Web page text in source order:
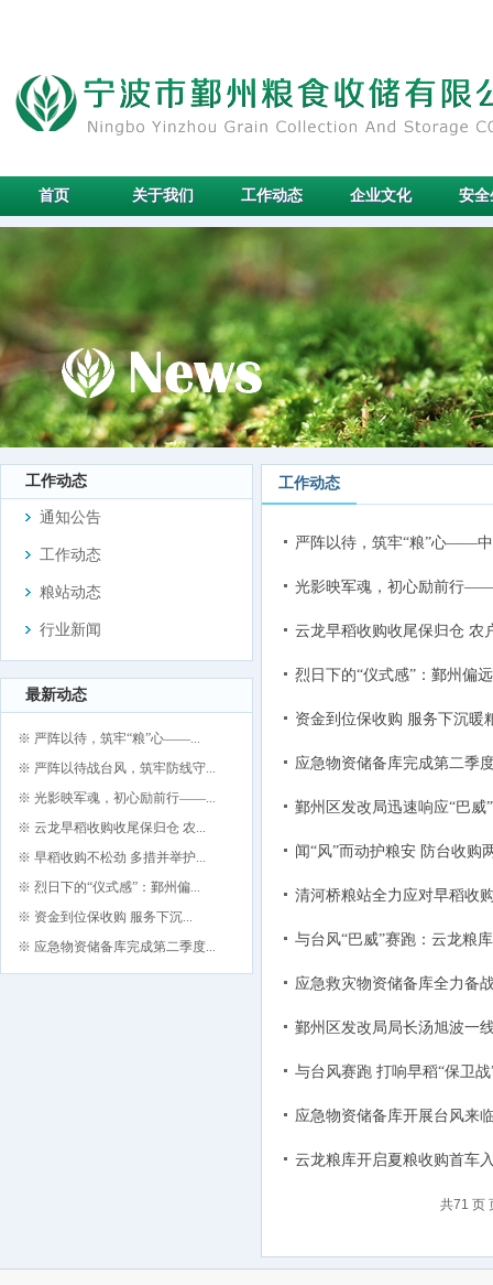
首页 关于我们 工作动态 企业文化 安全
工作动态
通知公告
工作动态
粮站动态
行业新闻
最新动态
※ 严阵以待，筑牢“粮”心——...
※ 严阵以待战台风，筑牢防线守...
※ 光影映军魂，初心励前行——...
※ 云龙早稻收购收尾保归仓 农...
※ 早稻收购不松劲 多措并举护...
※ 烈日下的“仪式感”：鄞州偏...
※ 资金到位保收购 服务下沉...
※ 应急物资储备库完成第二季度...
工作动态
严阵以待，筑牢“粮”心——
光影映军魂，初心励前行
云龙早稻收购收尾保归仓 农
烈日下的“仪式感”：鄞州偏
资金到位保收购 服务下沉
应急物资储备库完成第二季
鄞州区发改局迅速响应“巴
闻“风”而动护粮安 防台收
清河桥粮站全力应对早稻收
与台风“巴威”赛跑：云龙粮
应急救灾物资储备库全力备
鄞州区发改局局长汤旭波一
与台风赛跑 打响早稻“保卫
应急物资储备库开展台风来
云龙粮库开启夏粮收购首车
共71 页